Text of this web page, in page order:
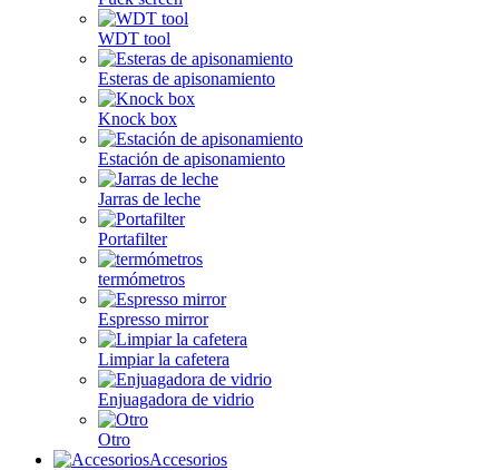
WDT tool
Esteras de apisonamiento
Knock box
Estación de apisonamiento
Jarras de leche
Portafilter
termómetros
Espresso mirror
Limpiar la cafetera
Enjuagadora de vidrio
Otro
Accesorios